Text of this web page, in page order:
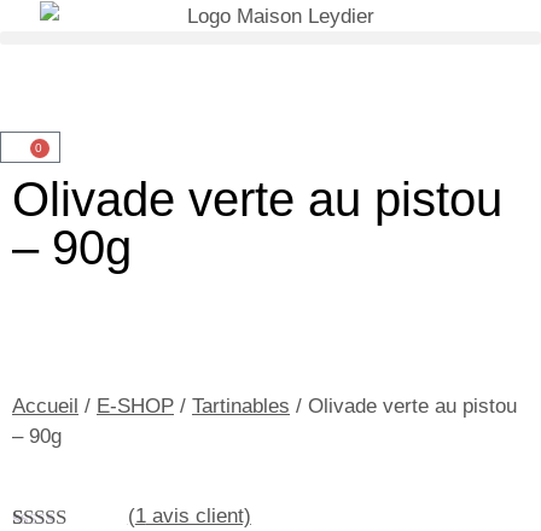
0
Olivade verte au pistou
– 90g
Accueil / E-SHOP / Tartinables / Olivade verte au pistou
– 90g
(1avis client)
OFFRE DU MOMENT: -10 %